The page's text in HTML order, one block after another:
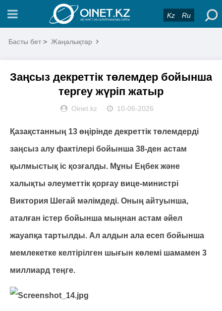
Kz Ru
Басты бет > Жаңалықтар
Заңсыз декреттік төлемдер бойынша
тергеу жүріп жатыр
Oinet.kz 10-06-2026
Қазақстанның 13 өңірінде декреттік төлемдерді
заңсыз алу фактілері бойынша 38-ден астам
қылмыстық іс қозғалды. Мұны Еңбек және
халықты әлеуметтік қорғау вице-министрі
Виктория Шегай мәлімдеді. Оның айтуынша,
аталған істер бойынша мыңнан астам әйел
жауапқа тартылды. Ал алдын ала есеп бойынша
мемлекетке келтірілген шығын көлемі шамамен 3
миллиард теңге.